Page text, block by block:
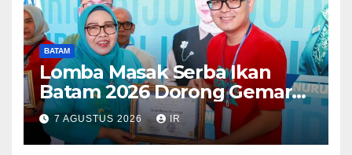
BATAM
Lomba Masak Serba Ikan
Batam 2026 Dorong Gemar
Makan Ikan
7 AGUSTUS 2026 IR